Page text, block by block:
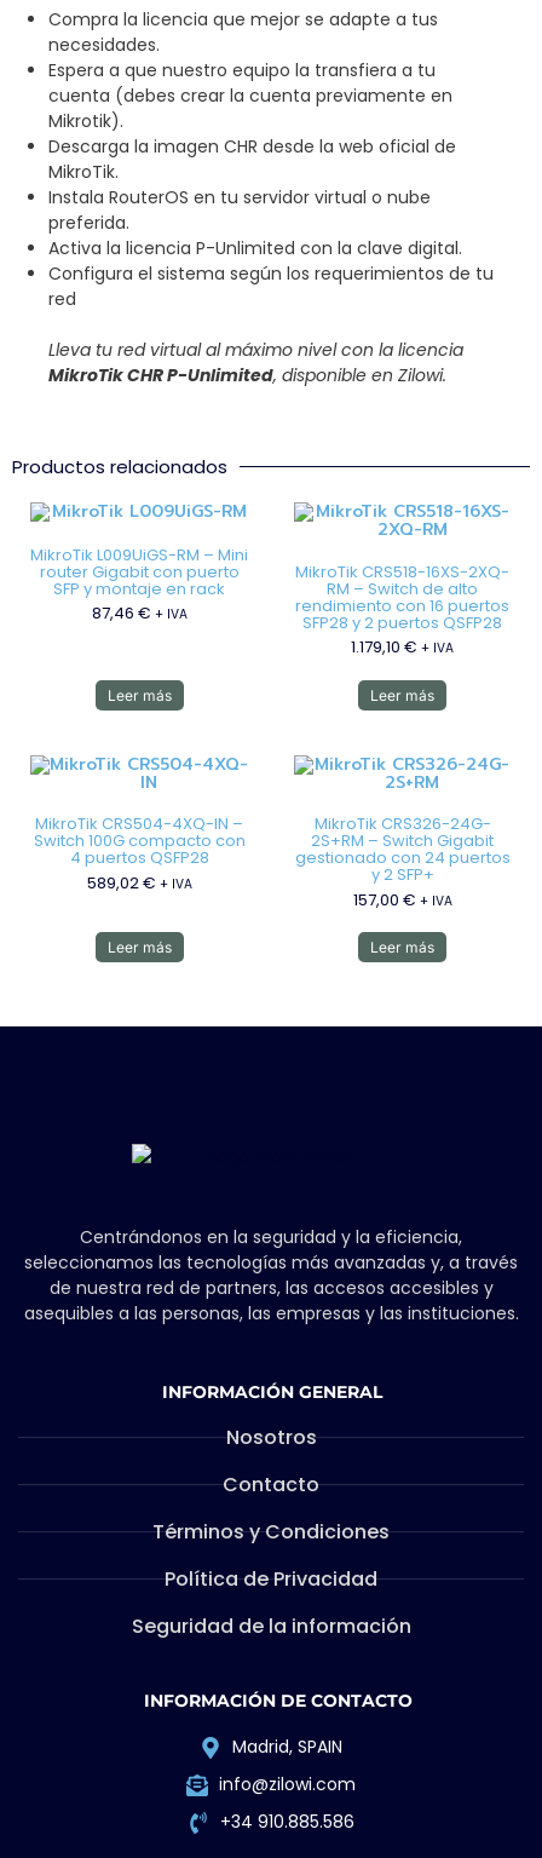
Compra la licencia que mejor se adapte a tus
necesidades.
Espera a que nuestro equipo la transfiera a tu
cuenta (debes crear la cuenta previamente en
Mikrotik).
Descarga la imagen CHR desde la web oficial de
MikroTik.
Instala RouterOS en tu servidor virtual o nube
preferida.
Activa la licencia P-Unlimited con la clave digital.
Configura el sistema según los requerimientos de tu
red
Lleva tu red virtual al máximo nivel con la licencia
MikroTik CHR P-Unlimited, disponible en Zilowi.
Productos relacionados
MikroTik L009UiGS-RM – Mini
router Gigabit con puerto
SFP y montaje en rack
87,46 € + IVA
Leer más
MikroTik CRS518-16XS-2XQ-
RM – Switch de alto
rendimiento con 16 puertos
SFP28 y 2 puertos QSFP28
1.179,10€ + IVA
Leer más
MikroTik CRS504-4XQ-IN –
Switch 100G compacto con
4 puertos QSFP28
589,02€ + IVA
Leer más
MikroTik CRS326-24G-
2S+RM – Switch Gigabit
gestionado con 24 puertos
y 2 SFP+
157,00 € + IVA
Leer más
Centrándonos en la seguridad y la eficiencia,
seleccionamos las tecnologías más avanzadas y, a través
de nuestra red de partners, las accesos accesibles y
asequibles a las personas, las empresas y las instituciones.
INFORMACIÓN GENERAL
Nosotros
Contacto
Términos y Condiciones
Política de Privacidad
Seguridad de la información
INFORMACIÓN DE CONTACTO
Madrid, SPAIN
info@zilowi.com
+34 910.885.586